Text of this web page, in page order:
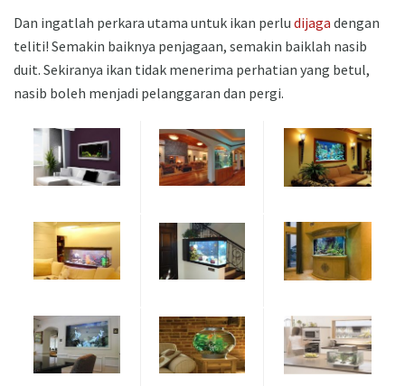
Dan ingatlah perkara utama untuk ikan perlu dijaga dengan
teliti! Semakin baiknya penjagaan, semakin baiklah nasib
duit. Sekiranya ikan tidak menerima perhatian yang betul,
nasib boleh menjadi pelanggaran dan pergi.